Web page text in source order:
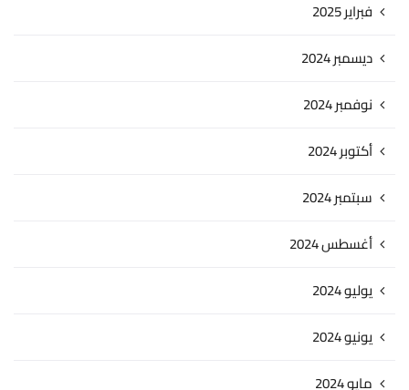
فبراير 2025
ديسمبر 2024
نوفمبر 2024
أكتوبر 2024
سبتمبر 2024
أغسطس 2024
يوليو 2024
يونيو 2024
مايو 2024